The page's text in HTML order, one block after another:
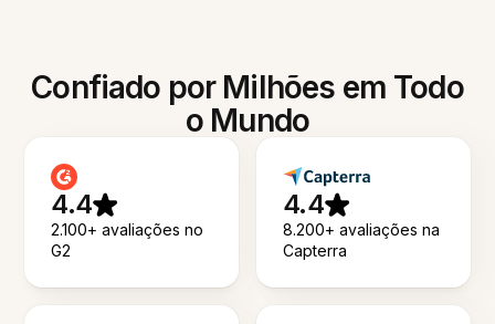
Confiado por Milhões em Todo
o Mundo
4.4
2.100+ avaliações no
G2
4.4
8.200+ avaliações na
Capterra